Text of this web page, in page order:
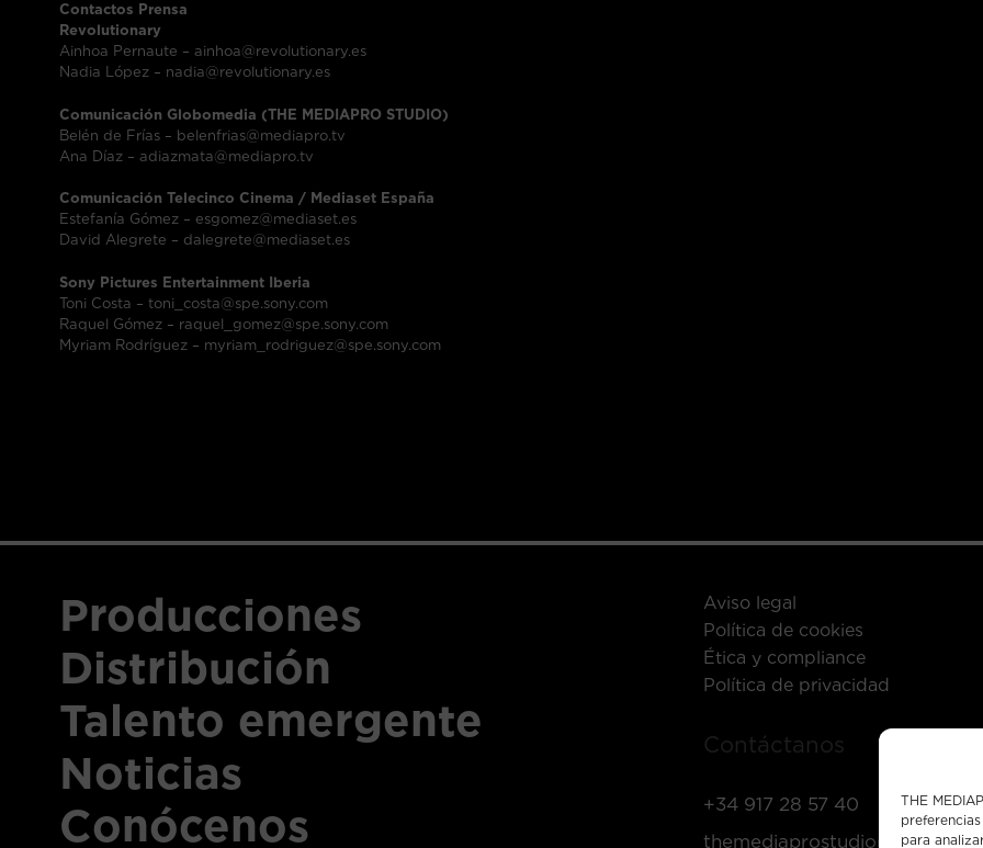
THE
para
Contactos Prensa
Revolutionary
Ainhoa Pernaute – ainhoa@revolutionary.es
Nadia López – nadia@revolutionary.es
Comunicación Globomedia (THE MEDIAPRO STUDIO)
Belén de Frías – belenfrias@mediapro.tv
Ana Díaz – adiazmata@mediapro.tv
Comunicación Telecinco Cinema / Mediaset España
Estefanía Gómez – esgomez@mediaset.es
David Alegrete – dalegrete@mediaset.es
Sony Pictures Entertainment Iberia
Toni Costa – toni_costa@spe.sony.com
Raquel Gómez – raquel_gomez@spe.sony.com
Myriam Rodríguez – myriam_rodriguez@spe.sony.com
Producciones
Distribución
Talento emergente
Noticias
Conócenos
Aviso legal
Política de cookies
Ética y compliance
Política de privacidad
Contáctanos
+34 917 28 57 40